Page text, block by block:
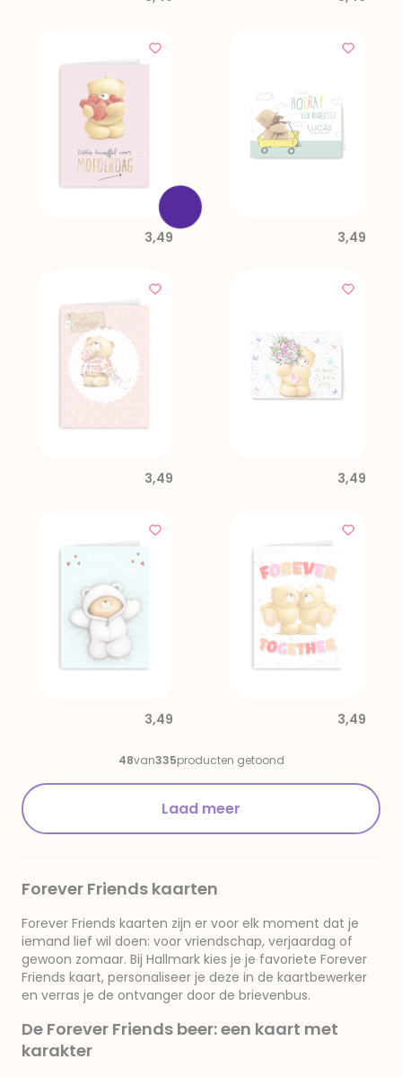
3,49 3,49
3,49 3,49
3,49 3,49
48van335producten getoond
Laad meer
Forever Friends kaarten
Forever Friends kaarten zijn er voor elk moment dat je
iemand lief wil doen: voor vriendschap, verjaardag of
gewoon zomaar. Bij Hallmark kies je je favoriete Forever
Friends kaart, personaliseer je deze in de kaartbewerker
en verras je de ontvanger door de brievenbus.
De Forever Friends beer: een kaart met
karakter